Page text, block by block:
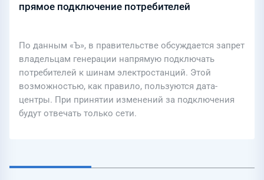
прямое подключение потребителей
По данным «Ъ», в правительстве обсуждается запрет
владельцам генерации напрямую подключать
потребителей к шинам электростанций. Этой
возможностью, как правило, пользуются дата-
центры. При принятии изменений за подключения
будут отвечать только сети.